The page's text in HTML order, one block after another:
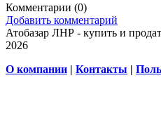
Комментарии (0)
Добавить комментарий
Атобазар ЛНР - купить и
2026
О компании | Контакты |